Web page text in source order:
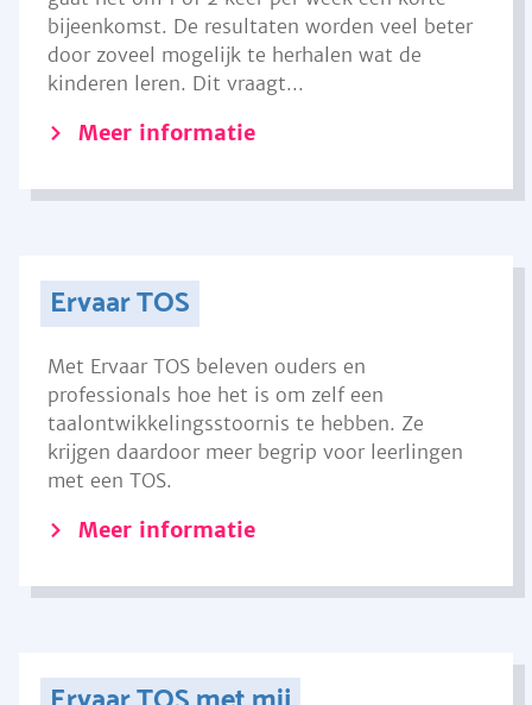
bijeenkomst. De resultaten worden veel beter
door zoveel mogelijk te herhalen wat de
kinderen leren. Dit vraagt...
Meer informatie
Ervaar TOS
Met Ervaar TOS beleven ouders en
professionals hoe het is om zelf een
taalontwikkelingsstoornis te hebben. Ze
krijgen daardoor meer begrip voor leerlingen
met een TOS.
Meer informatie